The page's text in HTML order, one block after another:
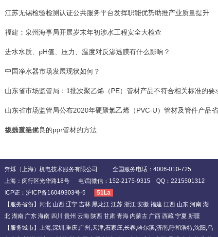
江苏无锡检验检测认证公共服务平台发挥职能优势助推产业质量提升
福建：泉州海事局开展岁末年初涉水工程安全大检查
进水水质、pH值、压力、温度对反渗透膜有什么影响？
中国净水器市场发展现状如何？
山东省市场监管局：1批次聚乙烯（PE）管材产品不符合相关标准的要
山东省市场监管局公布2020年硬聚氯乙烯（PVC-U）管材及管件产品省
级抽查结果
挑选质量优良的ppr管材的方法
奔烁（上海）机电技术服务有限公司 全国服务电话：4006-010-725
上海：闵行区光华路18号 电话|微信：152-2175-9315 QQ：2215501312
ICP证： 沪ICP备16049303号-5
51La
【服务省份】河北 山西 辽宁 吉林 黑龙江 江苏 浙江 安徽 福建 江西 山东 河南 湖
北 湖南 广东 海南 四川 贵州 云南 陕西 甘肃 青海 内蒙古 广西 西藏 宁夏 新疆
【服务城市】上海,深圳,重庆,广州,天津,石家庄,长春,哈尔滨,济南,呼和浩特,沈阳,乌